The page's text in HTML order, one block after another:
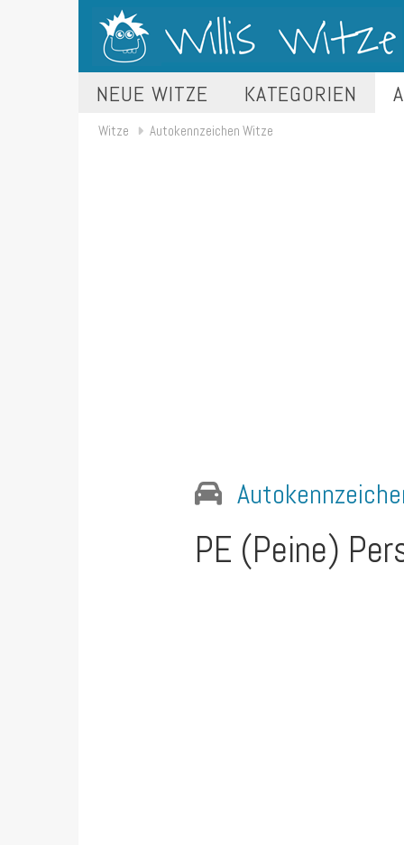
NEUE WITZE KATEGORIEN
Witze Autokennzeichen Witze
PE (Peine)